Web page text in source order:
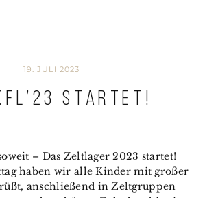
19. JULI 2023
startet!
– Das Zeltlager 2023 startet!
haben wir alle Kinder mit großer
anschließend in Zeltgruppen